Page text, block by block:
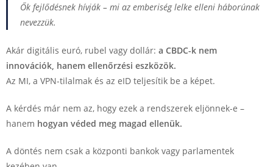
Ők fejlődésnek hívják – mi az emberiség lelke elleni háborúnak
nevezzük.
Akár digitális euró, rubel vagy dollár: a CBDC-k nem
innovációk, hanem ellenőrzési eszközök.
Az MI, a VPN-tilalmak és az eID teljesítik be a képet.
A kérdés már nem az, hogy ezek a rendszerek eljönnek-e –
hanem hogyan véded meg magad ellenük.
A döntés nem csak a központi bankok vagy parlamentek